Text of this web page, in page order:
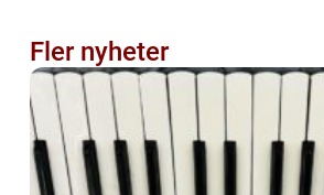
Fler nyheter